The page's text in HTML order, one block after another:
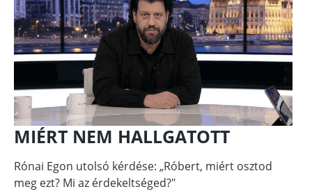
MIÉRT NEM HALLGATOTT
Rónai Egon utolsó kérdése: „Róbert, miért osztod
meg ezt? Mi az érdekeltséged?"